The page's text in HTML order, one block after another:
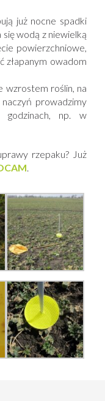
już nocne spadki
wodą z niewielką
powierzchniowe,
złapanym owadom
wzrostem roślin, na
prowadzimy
godzinach, np. w
rzepaku? Już
.